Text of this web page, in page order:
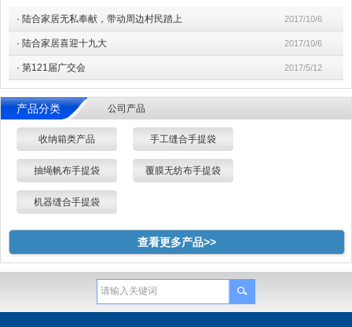
· 陆合家居无私奉献，带动周边村民踏上 2017/10/6
· 陆合家居喜迎十九大 2017/10/6
· 第121届广交会 2017/5/12
产品分类 公司产品
收纳箱类产品 手工缝合手提袋
抽绳帆布手提袋 覆膜无纺布手提袋
机器缝合手提袋
查看更多产品>>